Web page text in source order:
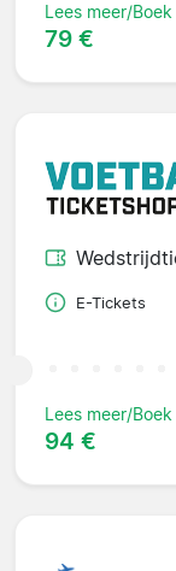
Lees meer/Boek
79 €
E-Tickets
Lees meer/Boek
94 €